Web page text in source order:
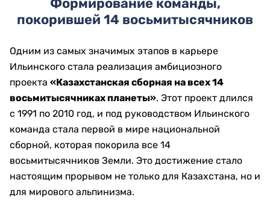
Формирование команды,
покорившей 14 восьмитысячников
Одним из самых значимых этапов в карьере
Ильинского стала реализация амбициозного
проекта «Казахстанская сборная на всех 14
восьмитысячниках планеты». Этот проект длился
с 1991 по 2010 год, и под руководством Ильинского
команда стала первой в мире национальной
сборной, которая покорила все 14
восьмитысячников Земли. Это достижение стало
настоящим прорывом не только для Казахстана, но и
для мирового альпинизма.